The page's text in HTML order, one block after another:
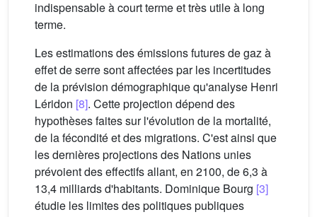
indispensable à court terme et très utile à long
terme.
Les estimations des émissions futures de gaz à
effet de serre sont affectées par les incertitudes
de la prévision démographique qu'analyse Henri
Léridon [8]. Cette projection dépend des
hypothèses faites sur l'évolution de la mortalité,
de la fécondité et des migrations. C'est ainsi que
les dernières projections des Nations unies
prévoient des effectifs allant, en 2100, de 6,3 à
13,4 milliards d'habitants. Dominique Bourg [3]
étudie les limites des politiques publiques